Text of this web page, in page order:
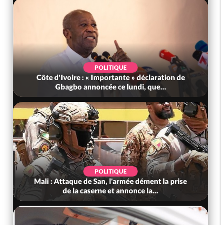
POLITIQUE
Côte d'Ivoire : « Importante » déclaration de
Gbagbo annoncée ce lundi, que...
POLITIQUE
Mali : Attaque de San, l'armée dément la prise
de la caserne et annonce la...